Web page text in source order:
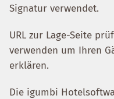
Signatur verwendet.
URL zur Lage-Seite
verwenden um Ihren
erklären.
Die igumbi